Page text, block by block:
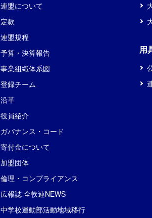
連盟について
定款
連盟規程
予算・決算報告
事業組織体系図
登録チーム
沿革
役員紹介
ガバナンス・コード
寄付金について
加盟団体
倫理・コンプライアンス
広報誌 全軟連NEWS
中学校運動部活動地域移行
用